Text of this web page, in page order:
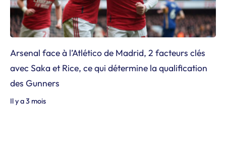
Arsenal face à l’Atlético de Madrid, 2 facteurs clés
avec Saka et Rice, ce qui détermine la qualification
des Gunners
Il y a 3 mois